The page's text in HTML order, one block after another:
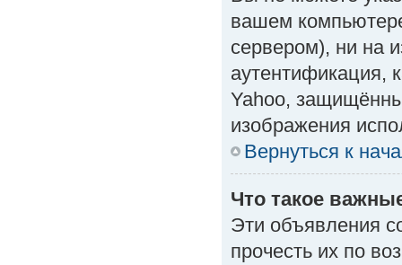
вашем
сервером), ни на
аутентификация,
Yahoo,
изображения
Вернуться к
Что такое
Эти объявления
прочесть их по